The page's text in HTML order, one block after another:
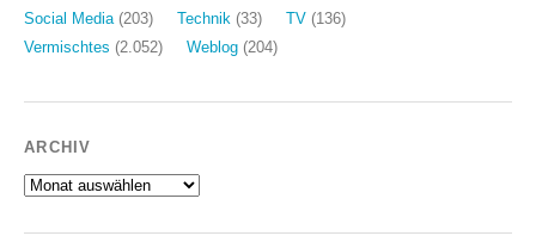
Social Media (203) Technik (33) TV (136)
Vermischtes (2.052) Weblog (204)
ARCHIV
Archiv